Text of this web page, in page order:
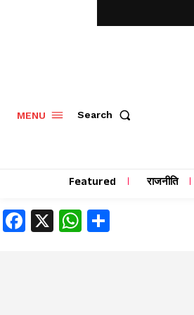
MENU Search
Featured राजनीति
Facebook
X WhatsApp